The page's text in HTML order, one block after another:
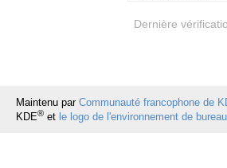
Dernière
Maintenu par Communauté francophone de
KDE®et le logo de l'environnement de